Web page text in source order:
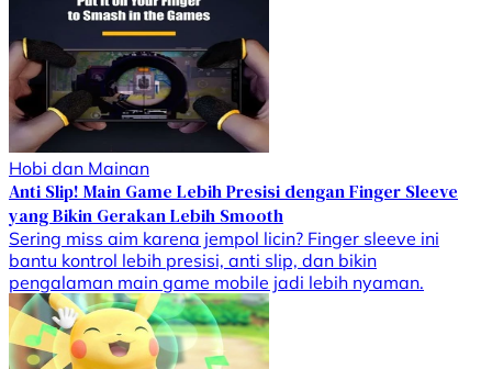
Hobi dan Mainan
Anti Slip! Main Game Lebih Presisi dengan Finger Sleeve
yang Bikin Gerakan Lebih Smooth
Sering miss aim karena jempol licin? Finger sleeve ini
bantu kontrol lebih presisi, anti slip, dan bikin
pengalaman main game mobile jadi lebih nyaman.